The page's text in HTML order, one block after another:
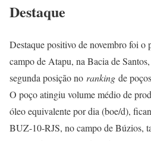
Destaque
Destaque positivo de novembro foi o
campo de Atapu, na Bacia de
segunda posição no ranking de
O poço atingiu volume médio de
óleo equivalente por dia (boe/d),
BUZ-10-RJS, no campo de Búzios,